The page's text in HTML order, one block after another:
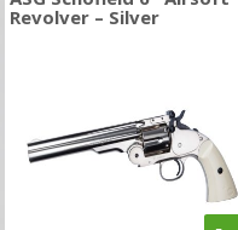
Revolver – Silver